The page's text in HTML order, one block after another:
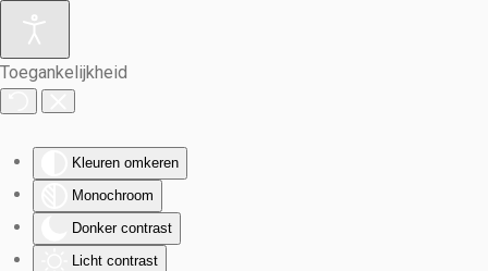
Toegankelijkheid
Kleuren omkeren
Monochroom
Donker contrast
Licht contrast
Terug naar hoofdinhoud